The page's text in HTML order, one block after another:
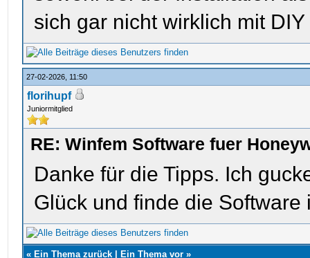
sich gar nicht wirklich mit
27-02-2026, 11:50
florihupf
Juniormitglied
RE: Winfem Software fuer
Danke für die Tipps. Ich
Glück und finde die Software
« Ein Thema zurück Ein Thema vor »